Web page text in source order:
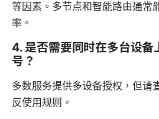
等因素。多节点和智能路由通常
率。
4. 是否需要同时在多台设备
号？
多数服务提供多设备授权，但请
反使用规则。